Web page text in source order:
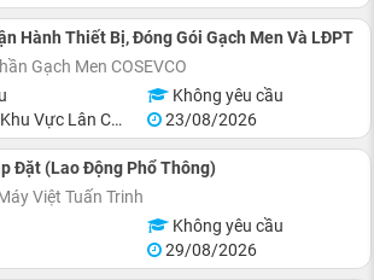
Hành Thiết Bị, Đóng Gói Gạch Men Và LĐPT
Gạch Men COSEVCO
Không yêu cầu
Lân Cận Đà Nẵng
23/08/2026
Đặt (Lao Động Phổ Thông)
Việt Tuấn Trinh
Không yêu cầu
29/08/2026